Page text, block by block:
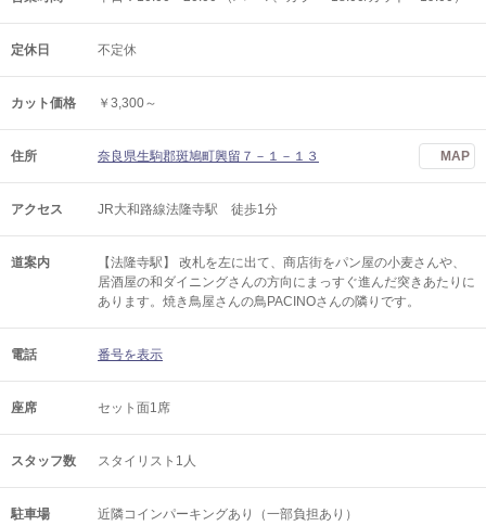
定休日 不定休
カット価格 ￥3,300～
住所 奈良県生駒郡斑鳩町興留７－１－１３ MAP
アクセス JR大和路線法隆寺駅 徒歩1分
道案内
【法隆寺駅】 改札を左に出て、商店街をパン屋の小麦さんや、
居酒屋の和ダイニングさんの方向にまっすぐ進んだ突きあたりに
あります。焼き鳥屋さんの鳥PACINOさんの隣りです。
電話 番号を表示
座席 セット面1席
スタッフ数 スタイリスト1人
駐車場 近隣コインパーキングあり（一部負担あり）